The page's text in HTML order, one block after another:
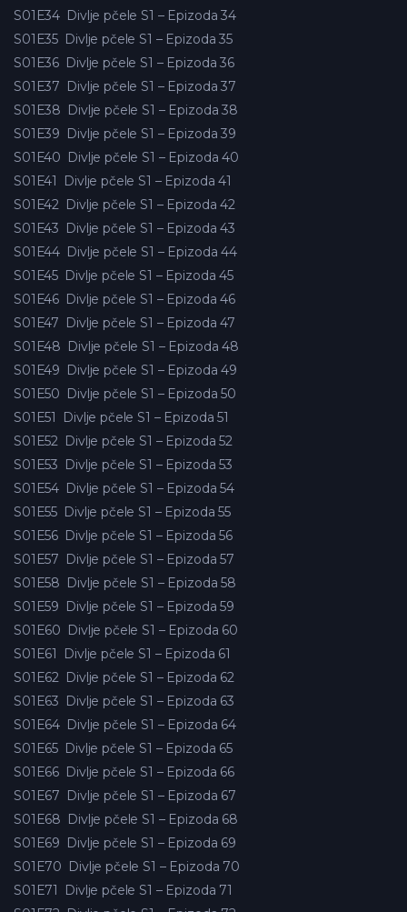
S01E34 Divlje pčele S1 – Epizoda 34
S01E35 Divlje pčele S1 – Epizoda 35
S01E36 Divlje pčele S1 – Epizoda 36
S01E37 Divlje pčele S1 – Epizoda 37
S01E38 Divlje pčele S1 – Epizoda 38
S01E39 Divlje pčele S1 – Epizoda 39
S01E40 Divlje pčele S1 – Epizoda 40
S01E41
Divlje pčele S1 – Epizoda 41
S01E42 Divlje pčele S1 – Epizoda 42
S01E43 Divlje pčele S1 – Epizoda 43
S01E44 Divlje pčele S1 – Epizoda 44
S01E45 Divlje pčele S1 – Epizoda 45
S01E46 Divlje pčele S1 – Epizoda 46
S01E47 Divlje pčele S1 – Epizoda 47
S01E48 Divlje pčele S1 – Epizoda 48
S01E49 Divlje pčele S1 – Epizoda 49
S01E50 Divlje pčele S1 – Epizoda 50
S01E51
Divlje pčele S1 – Epizoda 51
S01E52 Divlje pčele S1 – Epizoda 52
S01E53 Divlje pčele S1 – Epizoda 53
S01E54 Divlje pčele S1 – Epizoda 54
S01E55 Divlje pčele S1 – Epizoda 55
S01E56 Divlje pčele S1 – Epizoda 56
S01E57 Divlje pčele S1 – Epizoda 57
S01E58 Divlje pčele S1 – Epizoda 58
S01E59 Divlje pčele S1 – Epizoda 59
S01E60 Divlje pčele S1 – Epizoda 60
S01E61
Divlje pčele S1 – Epizoda 61
S01E62 Divlje pčele S1 – Epizoda 62
S01E63 Divlje pčele S1 – Epizoda 63
S01E64 Divlje pčele S1 – Epizoda 64
S01E65 Divlje pčele S1 – Epizoda 65
S01E66 Divlje pčele S1 – Epizoda 66
S01E67 Divlje pčele S1 – Epizoda 67
S01E68 Divlje pčele S1 – Epizoda 68
S01E69 Divlje pčele S1 – Epizoda 69
S01E70 Divlje pčele S1 – Epizoda 70
S01E71
Divlje pčele S1 – Epizoda 71